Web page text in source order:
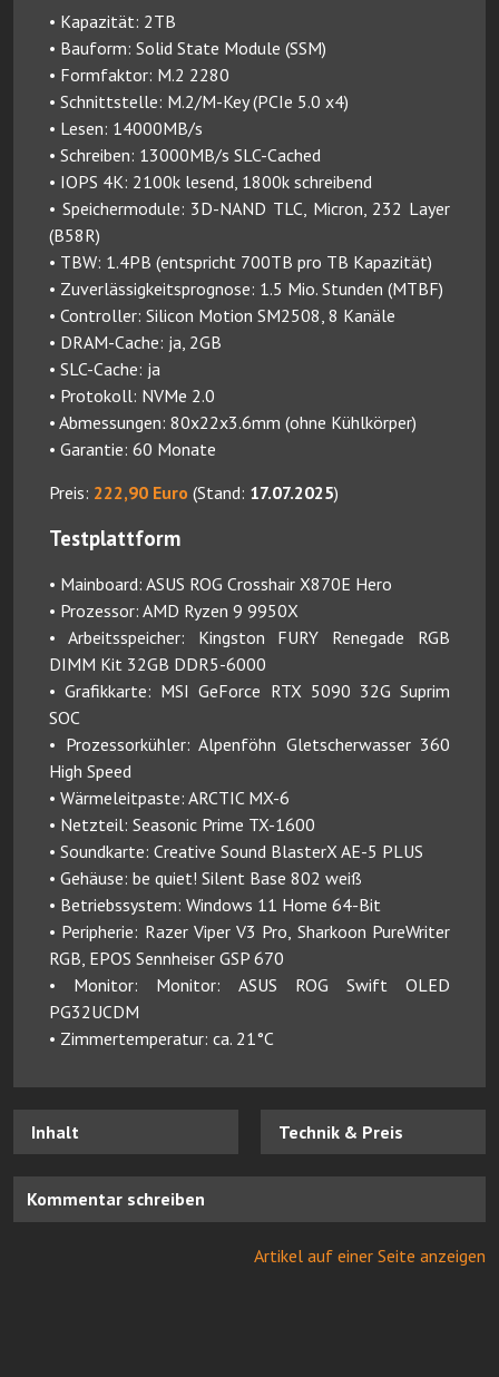
• Kapazität: 2TB
• Bauform: Solid State Module (SSM)
• Formfaktor: M.2 2280
• Schnittstelle: M.2/M-Key (PCIe 5.0 x4)
• Lesen: 14000MB/s
• Schreiben: 13000MB/s SLC-Cached
• IOPS 4K: 2100k lesend, 1800k schreibend
• Speichermodule: 3D-NAND TLC, Micron, 232 Layer
(B58R)
• TBW: 1.4PB (entspricht 700TB pro TB Kapazität)
• Zuverlässigkeitsprognose: 1.5 Mio. Stunden (MTBF)
• Controller: Silicon Motion SM2508, 8 Kanäle
• DRAM-Cache: ja, 2GB
• SLC-Cache: ja
• Protokoll: NVMe 2.0
• Abmessungen: 80x22x3.6mm (ohne Kühlkörper)
• Garantie: 60 Monate
Preis: 222,90 Euro (Stand: 17.07.2025)
Testplattform
• Mainboard: ASUS ROG Crosshair X870E Hero
• Prozessor: AMD Ryzen 9 9950X
• Arbeitsspeicher: Kingston FURY Renegade RGB
DIMM Kit 32GB DDR5-6000
• Grafikkarte: MSI GeForce RTX 5090 32G Suprim
SOC
• Prozessorkühler: Alpenföhn Gletscherwasser 360
High Speed
• Wärmeleitpaste: ARCTIC MX-6
• Netzteil: Seasonic Prime TX-1600
• Soundkarte: Creative Sound BlasterX AE-5 PLUS
• Gehäuse: be quiet! Silent Base 802 weiß
• Betriebssystem: Windows 11 Home 64-Bit
• Peripherie: Razer Viper V3 Pro, Sharkoon PureWriter
RGB, EPOS Sennheiser GSP 670
• Monitor: Monitor: ASUS ROG Swift OLED
PG32UCDM
• Zimmertemperatur: ca. 21°C
Inhalt Technik & Preis
Kommentar schreiben
Artikel auf einer Seite anzeigen